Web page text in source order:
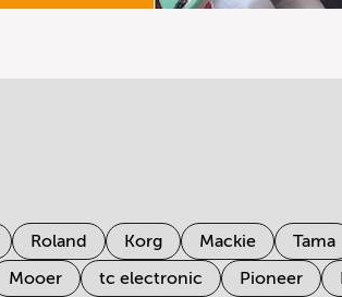
Roland Korg Mackie Tama
Mooer tc electronic Pioneer